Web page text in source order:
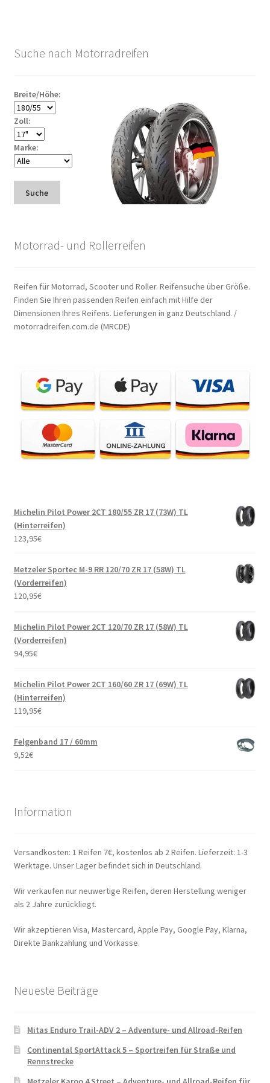
Suche nach Motorradreifen
Breite/Höhe:
Zoll:
Marke:
Suche
Motorrad- und Rollerreifen
Reifen für Motorrad, Scooter und Roller. Reifensuche über Größe.
Finden Sie Ihren passenden Reifen einfach mit Hilfe der
Dimensionen Ihres Reifens. Lieferungen in ganz Deutschland. /
motorradreifen.com.de (MRCDE)
Michelin Pilot Power 2CT 180/55 ZR 17 (73W) TL
(Hinterreifen)
123,95€
Metzeler Sportec M-9 RR 120/70 ZR 17 (58W) TL
(Vorderreifen)
120,95€
Michelin Pilot Power 2CT 120/70 ZR 17 (58W) TL
(Vorderreifen)
94,95€
Michelin Pilot Power 2CT 160/60 ZR 17 (69W) TL
(Hinterreifen)
119,95€
Felgenband 17 / 60mm
9,52€
Information
Versandkosten: 1 Reifen 7€, kostenlos ab 2 Reifen. Lieferzeit: 1-3
Werktage. Unser Lager befindet sich in Deutschland.
Wir verkaufen nur neuwertige Reifen, deren Herstellung weniger
als 2 Jahre zurückliegt.
Wir akzeptieren Visa, Mastercard, Apple Pay, Google Pay, Klarna,
Direkte Bankzahlung und Vorkasse.
Neueste Beiträge
Mitas Enduro Trail-ADV 2 – Adventure- und Allroad-Reifen
Continental SportAttack 5 – Sportreifen für Straße und
Rennstrecke